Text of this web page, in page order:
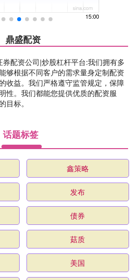
鼎盛配资
配资公司|炒股杠杆平台:我们拥有多
够根据不同客户的需求量身定制配资
收益。我们严格遵守监管规定，保障
性。我们都能您提供优质的配资服
目标。
话题标签
鑫策略
发布
债券
菇质
美国